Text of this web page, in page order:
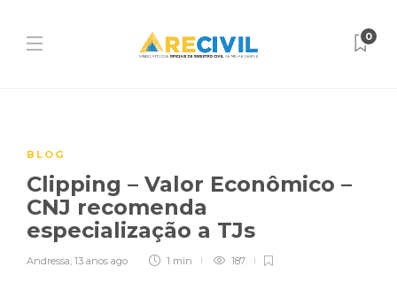
0
BLOG
Clipping – Valor Econômico –
CNJ recomenda
especialização a TJs
Andressa, 13 anos ago 1 min 187